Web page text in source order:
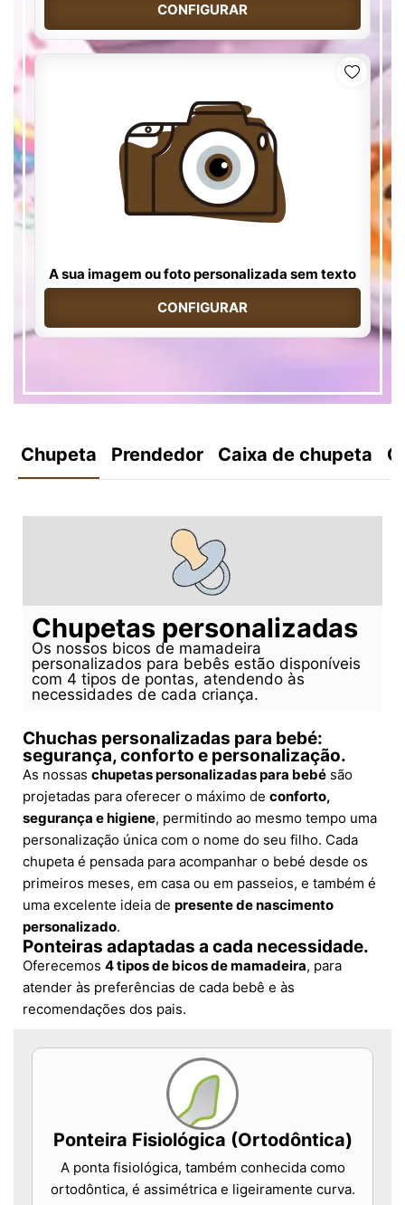
CONFIGURAR
A sua imagem ou foto personalizada sem texto
CONFIGURAR
Chupeta Prendedor Caixa de chupeta
Chupetas personalizadas
Os nossos bicos de mamadeira
personalizados para bebês estão disponíveis
com 4 tipos de pontas, atendendo às
necessidades de cada criança.
Chuchas personalizadas para bebé:
segurança, conforto e personalização.
As nossas chupetas personalizadas para bebé são
projetadas para oferecer o máximo de conforto,
segurança e higiene, permitindo ao mesmo tempo uma
personalização única com o nome do seu filho. Cada
chupeta é pensada para acompanhar o bebé desde os
primeiros meses, em casa ou em passeios, e também é
uma excelente ideia de presente de nascimento
personalizado.
Ponteiras adaptadas a cada necessidade.
Oferecemos 4 tipos de bicos de mamadeira, para
atender às preferências de cada bebê e às
recomendações dos pais.
Ponteira Fisiológica (Ortodôntica)
A ponta fisiológica, também conhecida como
ortodôntica, é assimétrica e ligeiramente curva.